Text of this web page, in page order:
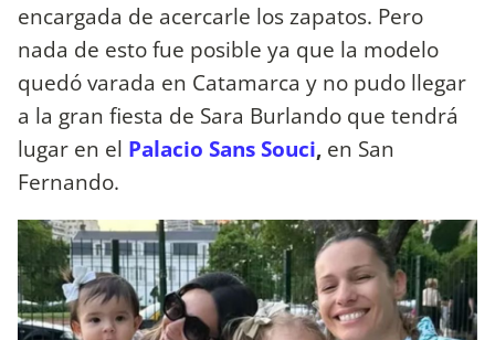
encargada de acercarle los zapatos. Pero
nada de esto fue posible ya que la modelo
quedó varada en Catamarca y no pudo llegar
a la gran fiesta de Sara Burlando que tendrá
lugar en el Palacio Sans Souci, en San
Fernando.